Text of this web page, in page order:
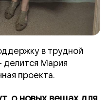
в трудной
делится Мария
проекта.